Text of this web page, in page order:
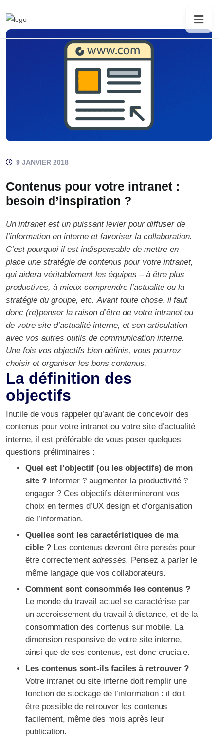
9 JANVIER 2018
Contenus pour votre intranet :
besoin d’inspiration ?
Un intranet est un puissant levier pour diffuser de
l’information en interne et favoriser la collaboration.
C’est pourquoi il est indispensable de mettre en
place une stratégie de contenus pour votre intranet,
qui aidera véritablement les équipes – à être plus
productives, à mieux comprendre l’actualité ou la
stratégie du groupe, etc. Avant toute chose, il faut
donc (re)penser la raison d’être de votre intranet ou
de votre site d’actualité interne, et son articulation
avec vos autres outils de communication interne.
Une fois vos objectifs bien définis, vous pourrez
choisir et organiser les bons contenus.
La définition des
objectifs
Inutile de vous rappeler qu’avant de concevoir des
contenus pour votre intranet ou votre site d’actualité
interne, il est préférable de vous poser quelques
questions préliminaires :
Quel est l’objectif (ou les objectifs) de mon
site ? Informer ? augmenter la productivité ?
engager ? Ces objectifs détermineront vos
choix en termes d’UX design et d’organisation
de l’information.
Quelles sont les caractéristiques de ma
cible ? Les contenus devront être pensés pour
être correctement adressés. Pensez à parler le
même langage que vos collaborateurs.
Comment sont consommés les contenus ?
Le monde du travail actuel se caractérise par
un accroissement du travail à distance, et de la
consommation des contenus sur mobile. La
dimension responsive de votre site interne,
ainsi que de ses contenus, est donc cruciale.
Les contenus sont-ils faciles à retrouver ?
Votre intranet ou site interne doit remplir une
fonction de stockage de l’information : il doit
être possible de retrouver les contenus
facilement, même des mois après leur
publication.